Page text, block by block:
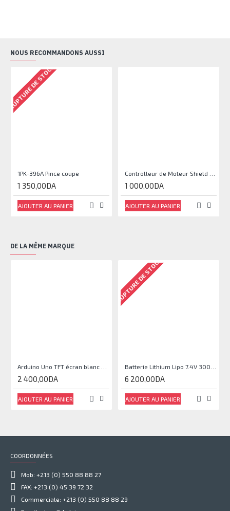
NOUS RECOMMANDONS AUSSI
RUPTURE DE STOCK
1PK-396A Pince coupe
1 350,00DA
AJOUTER AU PANIER
1 000,00DA
AJOUTER AU PANIER
DE LA MÊME MARQUE
2 400,00DA
AJOUTER AU PANIER
RUPTURE DE STOCK
6 200,00DA
AJOUTER AU PANIER
COORDONNÉES
Mob: +213 (0) 550 88 88 27
FAX: +213 (0) 45 39 72 32
Commerciale: +213 (0) 550 88 88 29